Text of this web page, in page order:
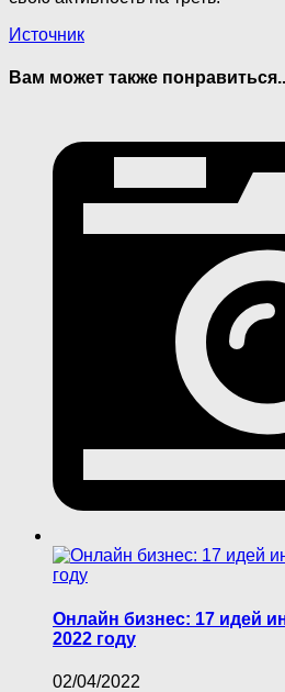
Источник
Вам может также
Онлайн бизнес: 17 идей
2022 году
02/04/2022